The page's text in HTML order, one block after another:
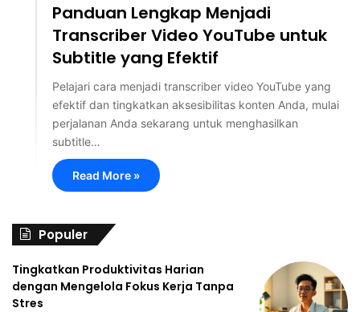
Panduan Lengkap Menjadi
Transcriber Video YouTube untuk
Subtitle yang Efektif
Pelajari cara menjadi transcriber video YouTube yang
efektif dan tingkatkan aksesibilitas konten Anda, mulai
perjalanan Anda sekarang untuk menghasilkan
subtitle…
Read More »
Populer
Tingkatkan Produktivitas Harian
dengan Mengelola Fokus Kerja Tanpa
Stres